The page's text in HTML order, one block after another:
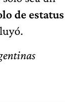
de estatus